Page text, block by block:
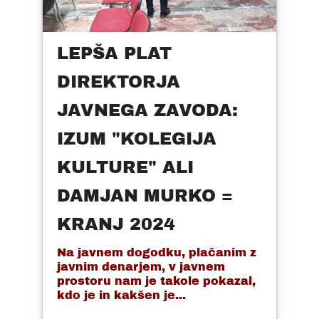
LEPŠA PLAT
DIREKTORJA
JAVNEGA ZAVODA:
IZUM "KOLEGIJA
KULTURE" ALI
DAMJAN MURKO =
KRANJ 2024
Na javnem dogodku, plačanim z
javnim denarjem, v javnem
prostoru nam je takole pokazal,
kdo je in kakšen je...